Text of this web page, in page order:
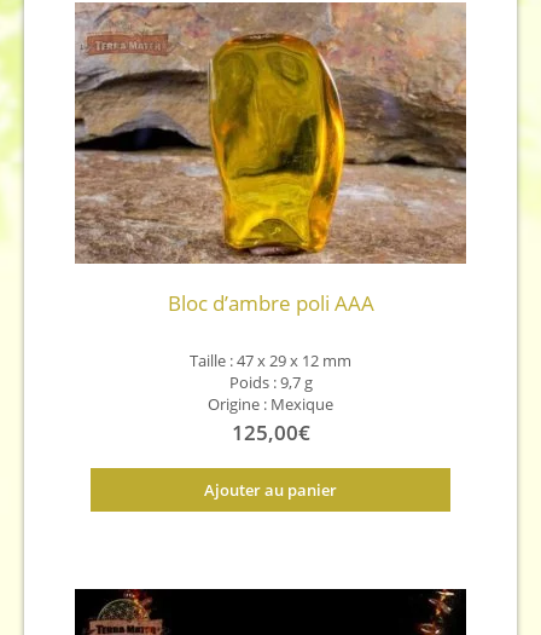
Bloc d’ambre poli AAA
Taille : 47 x 29 x 12 mm
Poids : 9,7 g
Origine : Mexique
125,00€
Ajouter au panier